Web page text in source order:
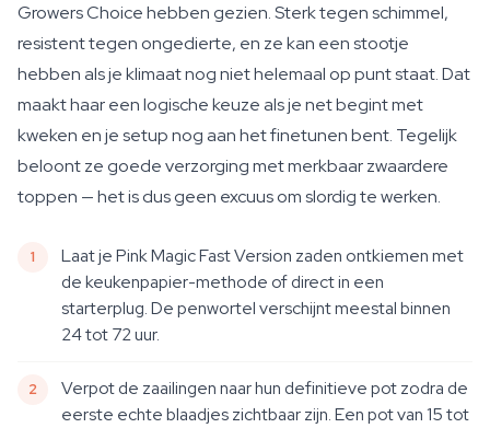
Growers Choice hebben gezien. Sterk tegen schimmel,
resistent tegen ongedierte, en ze kan een stootje
hebben als je klimaat nog niet helemaal op punt staat. Dat
maakt haar een logische keuze als je net begint met
kweken en je setup nog aan het finetunen bent. Tegelijk
beloont ze goede verzorging met merkbaar zwaardere
toppen — het is dus geen excuus om slordig te werken.
Laat je Pink Magic Fast Version zaden ontkiemen met
de keukenpapier-methode of direct in een
starterplug. De penwortel verschijnt meestal binnen
24 tot 72 uur.
Verpot de zaailingen naar hun definitieve pot zodra de
eerste echte blaadjes zichtbaar zijn. Een pot van 15 tot